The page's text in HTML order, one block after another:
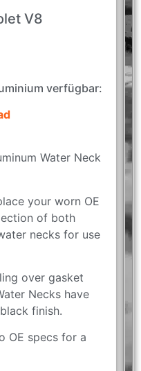
V8
verfügbar:
Water Neck
your worn OE
of both
necks for use
over gasket
Necks have
finish.
OE specs for a